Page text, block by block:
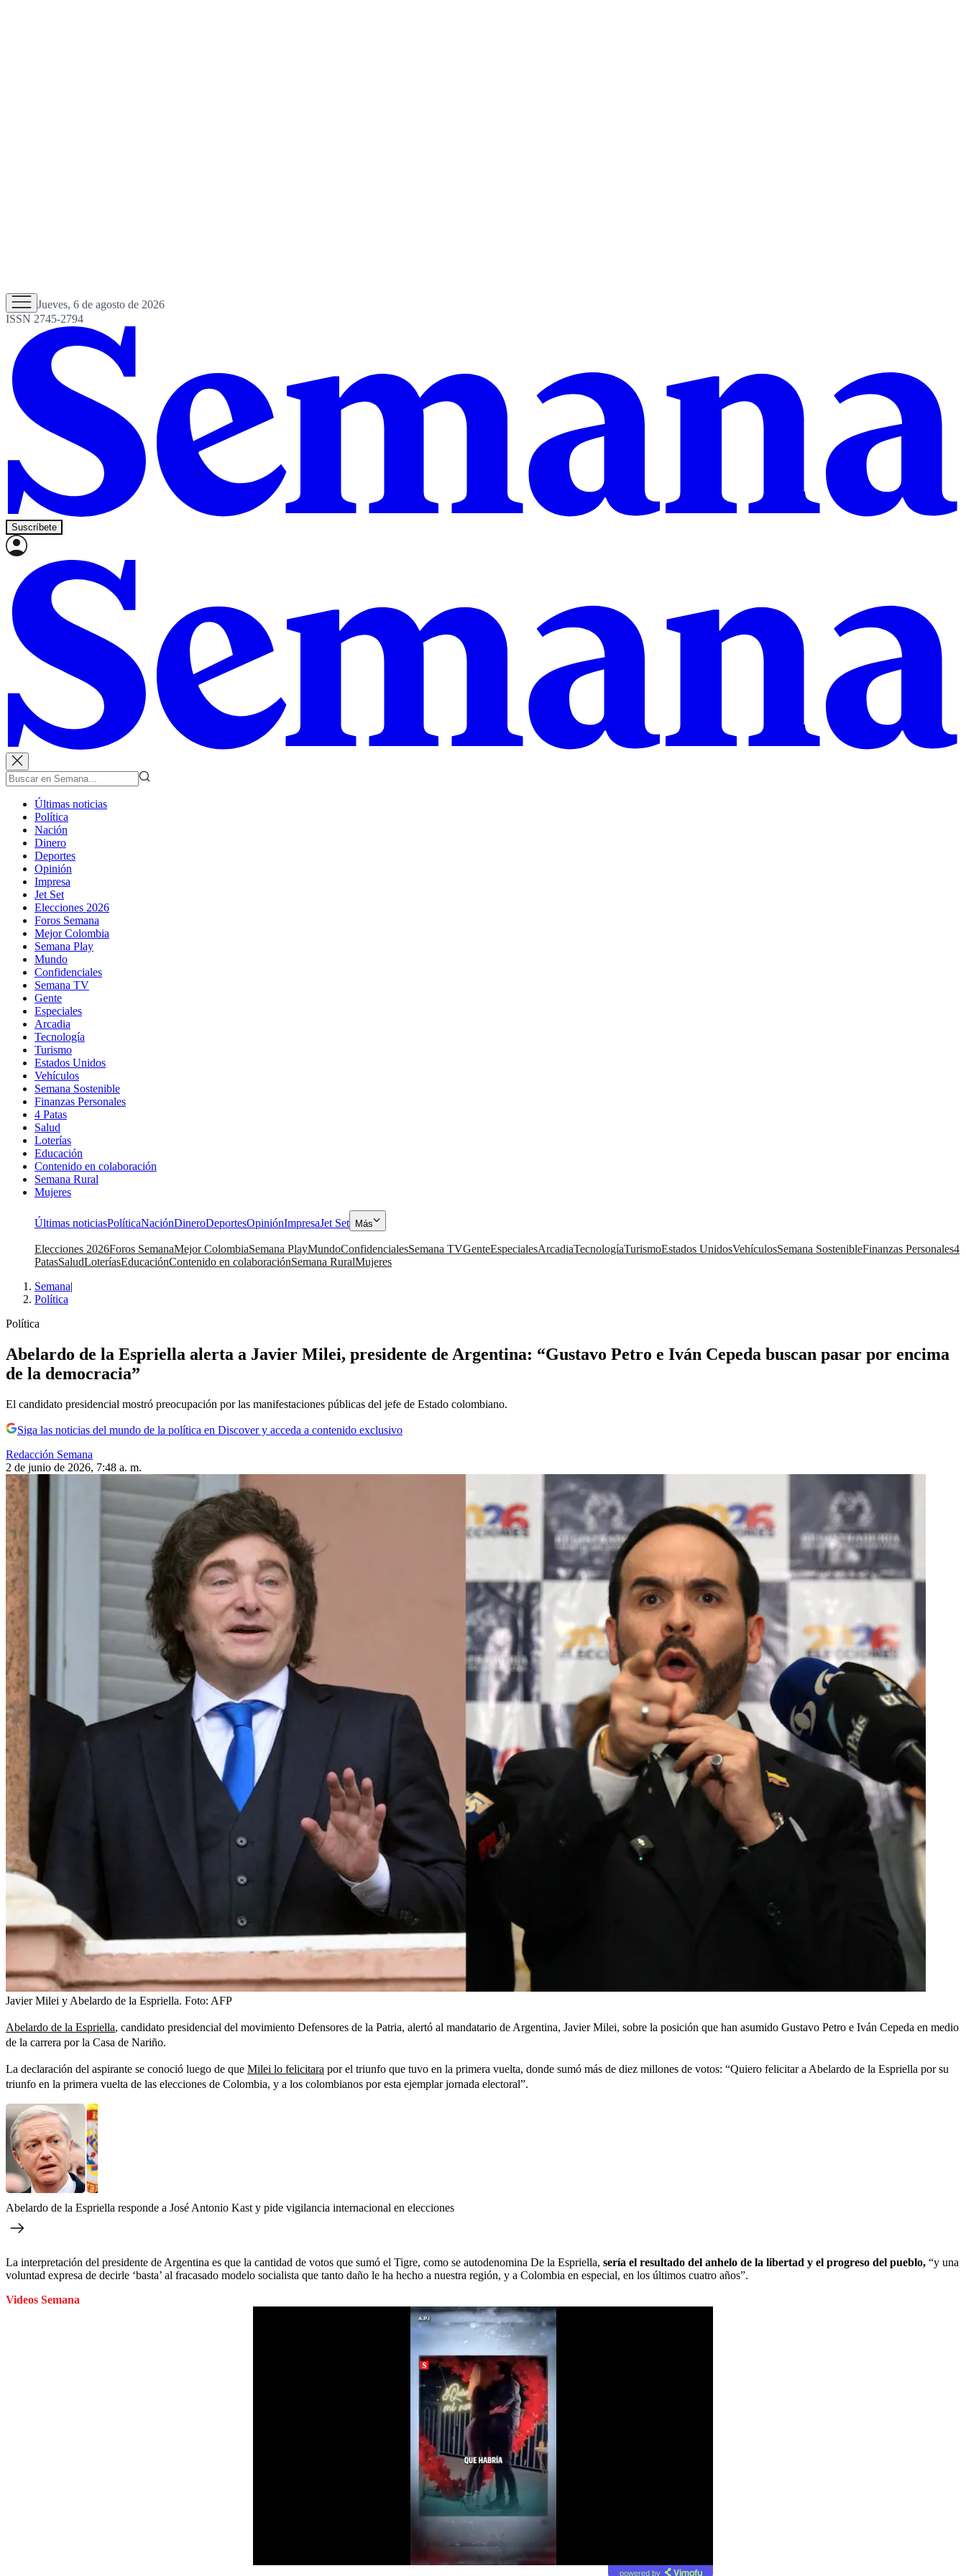
Jueves, 6 de agosto de 2026
ISSN 2745-2794
Suscríbete
Últimas noticias
Política
Nación
Dinero
Deportes
Opinión
Impresa
Jet Set
Elecciones 2026
Foros Semana
Mejor Colombia
Semana Play
Mundo
Confidenciales
Semana TV
Gente
Especiales
Arcadia
Tecnología
Turismo
Estados Unidos
Vehículos
Semana Sostenible
Finanzas Personales
4 Patas
Salud
Loterías
Educación
Contenido en colaboración
Semana Rural
Mujeres
Últimas noticiasPolíticaNaciónDineroDeportesOpiniónImpresaJet Set Más
Elecciones 2026Foros SemanaMejor ColombiaSemana PlayMundoConfidencialesSemana TVGenteEspecialesArcadiaTecnologíaTurismoEstados UnidosVehículosSemana SostenibleFinanzas Personales4
PatasSaludLoteríasEducaciónContenido en colaboraciónSemana RuralMujeres
Semana|
Política
Política
Abelardo de la Espriella alerta a Javier Milei, presidente de Argentina: “Gustavo Petro e Iván Cepeda buscan pasar por encima
de la democracia”
El candidato presidencial mostró preocupación por las manifestaciones públicas del jefe de Estado colombiano.
Siga las noticias del mundo de la política en Discover y acceda a contenido exclusivo
Redacción Semana
2 de junio de 2026, 7:48 a. m.
Javier Milei y Abelardo de la Espriella. Foto: AFP
Abelardo de la Espriella, candidato presidencial del movimiento Defensores de la Patria, alertó al mandatario de Argentina, Javier Milei, sobre la posición que han asumido Gustavo Petro e Iván Cepeda en medio
de la carrera por la Casa de Nariño.
La declaración del aspirante se conoció luego de que Milei lo felicitara por el triunfo que tuvo en la primera vuelta, donde sumó más de diez millones de votos: “Quiero felicitar a Abelardo de la Espriella por su
triunfo en la primera vuelta de las elecciones de Colombia, y a los colombianos por esta ejemplar jornada electoral”.
Abelardo de la Espriella responde a José Antonio Kast y pide vigilancia internacional en elecciones
La interpretación del presidente de Argentina es que la cantidad de votos que sumó el Tigre, como se autodenomina De la Espriella, sería el resultado del anhelo de la libertad y el progreso del pueblo, “y una
voluntad expresa de decirle ‘basta’ al fracasado modelo socialista que tanto daño le ha hecho a nuestra región, y a Colombia en especial, en los últimos cuatro años”.
Videos Semana
powered by